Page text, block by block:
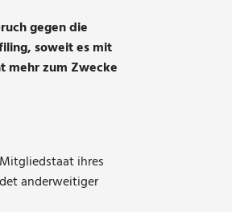
gegen die
soweit es mit
mehr zum Zwecke
ihres
anderweitiger